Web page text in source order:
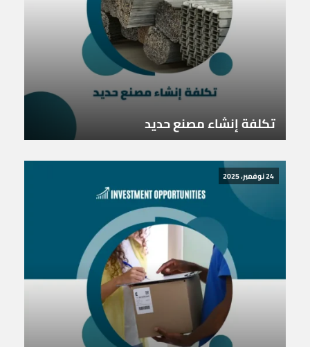
تكلفة إنشاء مصنع حديد
24 نوفمبر، 2025